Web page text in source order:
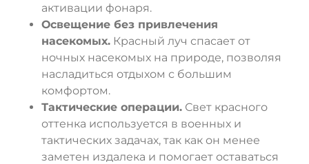
активации фонаря.
Освещение без привлечения
насекомых. Красный луч спасает от
ночных насекомых на природе, позволяя
насладиться отдыхом с большим
комфортом.
Тактические операции. Свет красного
оттенка используется в военных и
тактических задачах, так как он менее
заметен издалека и помогает оставаться